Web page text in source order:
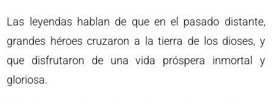
Las leyendas hablan de que en el pasado distante,
grandes héroes cruzaron a la tierra de los dioses, y
que disfrutaron de una vida próspera inmortal y
gloriosa.